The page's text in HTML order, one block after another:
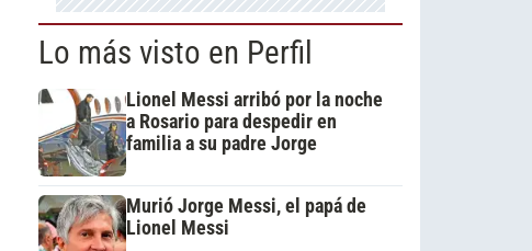
Lo más visto en Perfil
Lionel Messi arribó por la noche
a Rosario para despedir en
familia a su padre Jorge
Murió Jorge Messi, el papá de
Lionel Messi